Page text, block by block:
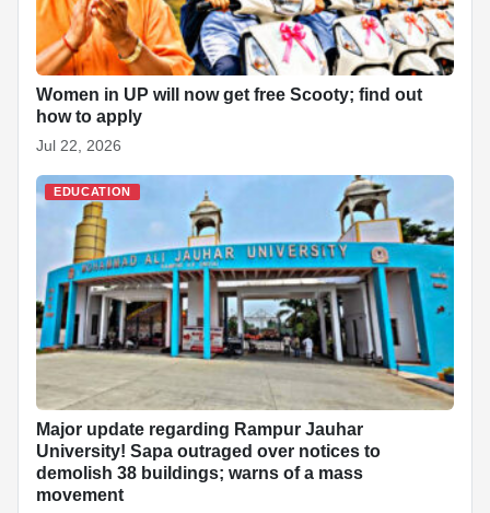
Women in UP will now get free Scooty; find out
how to apply
Jul 22, 2026
EDUCATION
Major update regarding Rampur Jauhar
University! Sapa outraged over notices to
demolish 38 buildings; warns of a mass
movement